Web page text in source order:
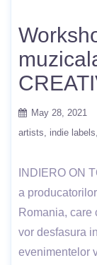
May 28, 2021
artists
indie labels
INDIERO ON
a
Romania, care
vor desfasura
evenimentelor